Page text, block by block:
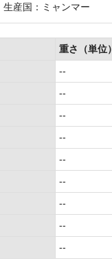
生産国：ミャンマー
重さ（単位）
--
--
--
--
--
--
--
--
--